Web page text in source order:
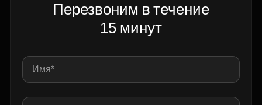
Перезвоним в течение
15 минут